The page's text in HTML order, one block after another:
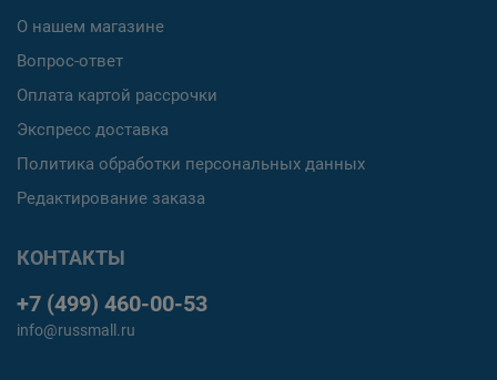
О нашем магазине
Вопрос-ответ
Оплата картой рассрочки
Экспресс доставка
Политика обработки персональных данных
Редактирование заказа
КОНТАКТЫ
+7 (499) 460-00-53
info@russmall.ru